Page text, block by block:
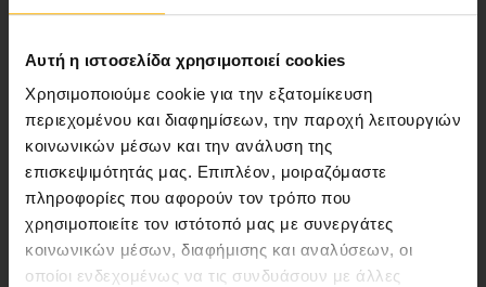
Αυτή η ιστοσελίδα χρησιμοποιεί cookies
Χρησιμοποιούμε cookie για την εξατομίκευση
περιεχομένου και διαφημίσεων, την παροχή λειτουργιών
κοινωνικών μέσων και την ανάλυση της
επισκεψιμότητάς μας. Επιπλέον, μοιραζόμαστε
πληροφορίες που αφορούν τον τρόπο που
χρησιμοποιείτε τον ιστότοπό μας με συνεργάτες
κοινωνικών μέσων, διαφήμισης και αναλύσεων, οι
οποίοι ενδεχομένως να τις συνδυάσουν με άλλες
Περιοχή Ιατρών
Εκδηλώσεις
Λεωφ. Κηφισίας 37-39,
Επικοινωνία